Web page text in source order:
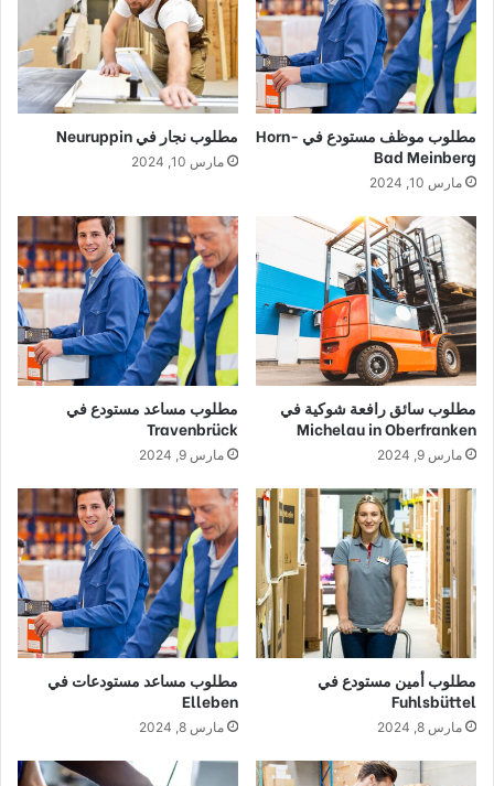
مطلوب موظف مستودع في Horn-
Bad Meinberg
مارس 10, 2024
مطلوب نجار في Neuruppin
مارس 10, 2024
مطلوب سائق رافعة شوكية في
Michelau in Oberfranken
مارس 9, 2024
مطلوب مساعد مستودع في
Travenbrück
مارس 9, 2024
مطلوب أمين مستودع في
Fuhlsbüttel
مارس 8, 2024
مطلوب مساعد مستودعات في
Elleben
مارس 8, 2024